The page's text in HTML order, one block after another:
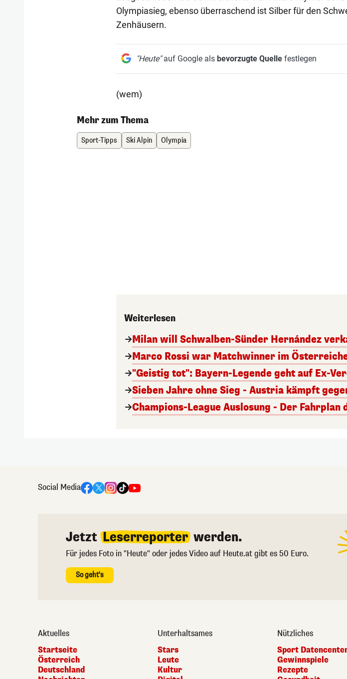
Olympiasieg, ebenso überraschend ist Silber für den
Zenhäusern.
"Heute"auf Google als bevorzugte Quellefestlegen
(wem)
Mehr zum Thema
Sport-Tipps Ski Alpin Olympia
Weiterlesen
Milan will Schwalben-Sünder Hernández
Marco Rossi war Matchwinner im
"Geistig tot": Bayern-Legende geht auf Ex-
Sieben Jahre ohne Sieg - Austria kämpft
Champions-League Auslosung - Der Fahrplan
Social Media
Jetzt Leserreporter werden.
Für jedes Foto in "Heute" oder jedes Video auf Heute.at gibt es 50 Euro.
So geht's
Aktuelles
Startseite
Österreich
Deutschland
Unterhaltsames
Stars
Leute
Kultur
Nützliches
Sport
Gewinnspiele
Rezepte